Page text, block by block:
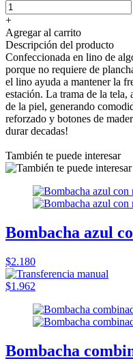
+
Agregar al carrito
Descripción del producto
Confeccionada en lino de
porque no requiere de
el lino ayuda a mantener la
estación. La trama de la tela,
de la piel, generando
reforzado y botones de
durar decadas!
También te puede interesar
Bombacha azul
$2.180
$1.962
Bombacha